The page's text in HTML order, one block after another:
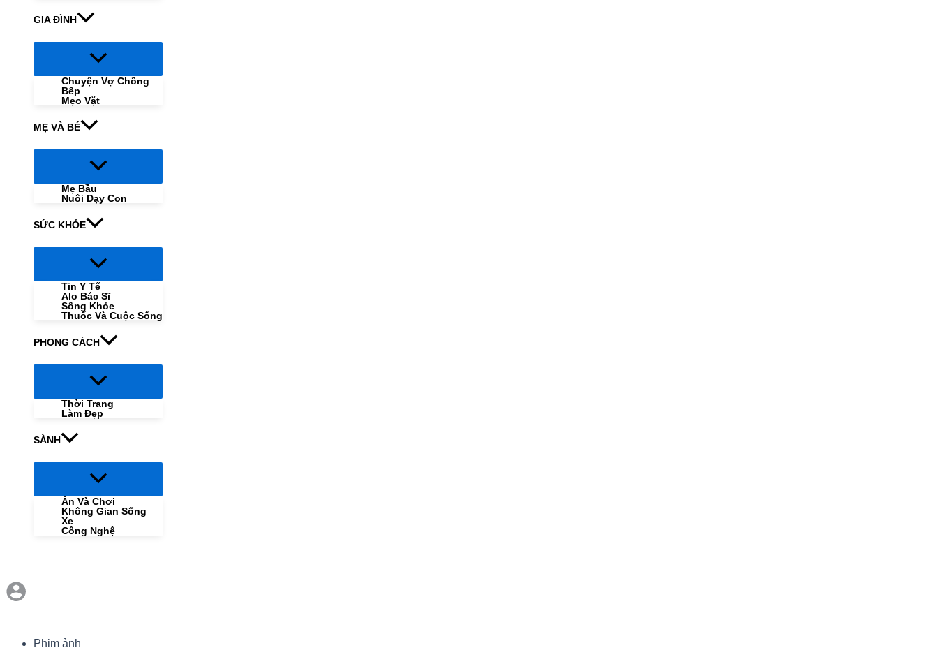
GIA ĐÌNH
Menu
Chuyện Vợ Chồng
Bếp
Mẹo Vặt
MẸ VÀ BÉ
Menu
Mẹ Bầu
Nuôi Dạy Con
SỨC KHỎE
Menu
Tin Y Tế
Alo Bác Sĩ
Sống Khỏe
Thuốc Và Cuộc Sống
PHONG CÁCH
Menu
Thời Trang
Làm Đẹp
SÀNH
Menu
Ăn Và Chơi
Không Gian Sống
Xe
Công Nghệ
Phim ảnh